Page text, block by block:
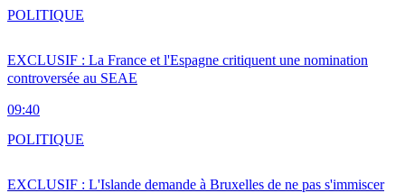
EXCLUSIF : La France et l'Espagne critiquent une nomination
controversée au SEAE
09:40
POLITIQUE
EXCLUSIF : L'Islande demande à Bruxelles de ne pas s'immiscer
POLITIQUE